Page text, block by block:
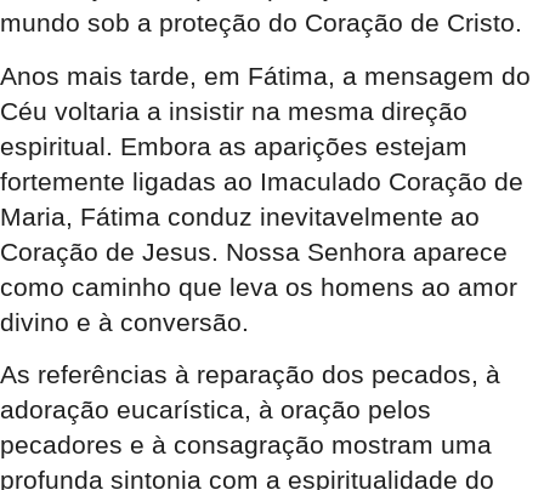
mundo sob a proteção do Coração de Cristo.
Anos mais tarde, em Fátima, a mensagem do
Céu voltaria a insistir na mesma direção
espiritual. Embora as aparições estejam
fortemente ligadas ao Imaculado Coração de
Maria, Fátima conduz inevitavelmente ao
Coração de Jesus. Nossa Senhora aparece
como caminho que leva os homens ao amor
divino e à conversão.
As referências à reparação dos pecados, à
adoração eucarística, à oração pelos
pecadores e à consagração mostram uma
profunda sintonia com a espiritualidade do